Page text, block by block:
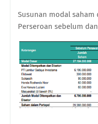
Susunan modal saham
Perseroan sebelum